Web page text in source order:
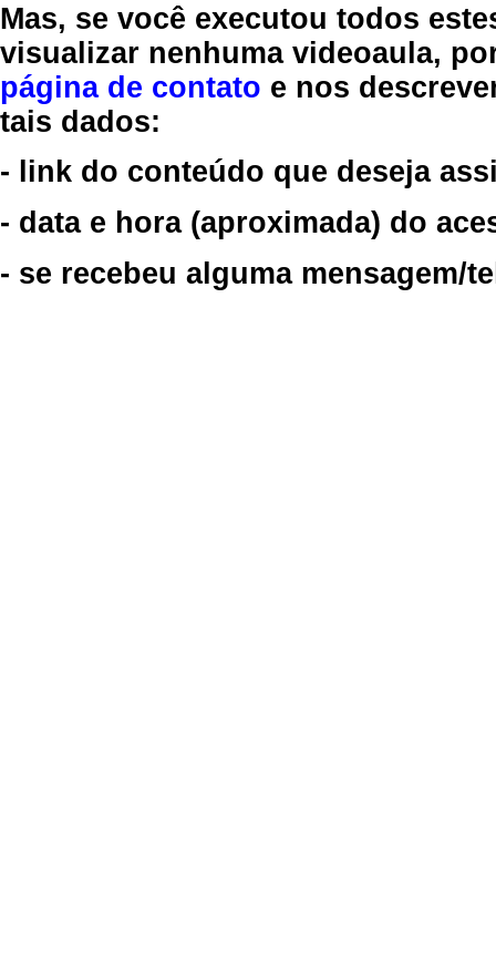
Mas, se você executou todos
visualizar nenhuma videoaula,
página de contato e nos
tais dados:
- link do conteúdo que deseja
- data e hora (aproximada) do
- se recebeu alguma mensagem/